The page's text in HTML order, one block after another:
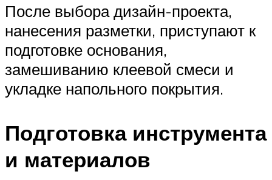
После выбора дизайн-проекта,
нанесения разметки, приступают к
подготовке основания,
замешиванию клеевой смеси и
укладке напольного покрытия.
Подготовка инструмента
и материалов